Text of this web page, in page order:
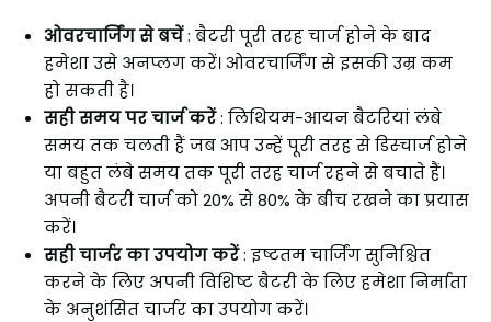
ओवरचार्जिंग से बचें: बैटरी पूरी तरह चार्ज होने के बाद
हमेशा उसे अनप्लग करें। ओवरचार्जिंग से इसकी उम्र कम
हो सकती है।
सही समय पर चार्ज करें: लिथियम-आयन बैटरियां लंबे
समय तक चलती हैं जब आप उन्हें पूरी तरह से डिस्चार्ज होने
या बहुत लंबे समय तक पूरी तरह चार्ज रहने से बचाते हैं।
अपनी बैटरी चार्ज को 20% से 80% के बीच रखने का प्रयास
करें।
सही चार्जर का उपयोग करें: इष्टतम चार्जिंग सुनिश्चित
करने के लिए अपनी विशिष्ट बैटरी के लिए हमेशा निर्माता
के अनुशंसित चार्जर का उपयोग करें।